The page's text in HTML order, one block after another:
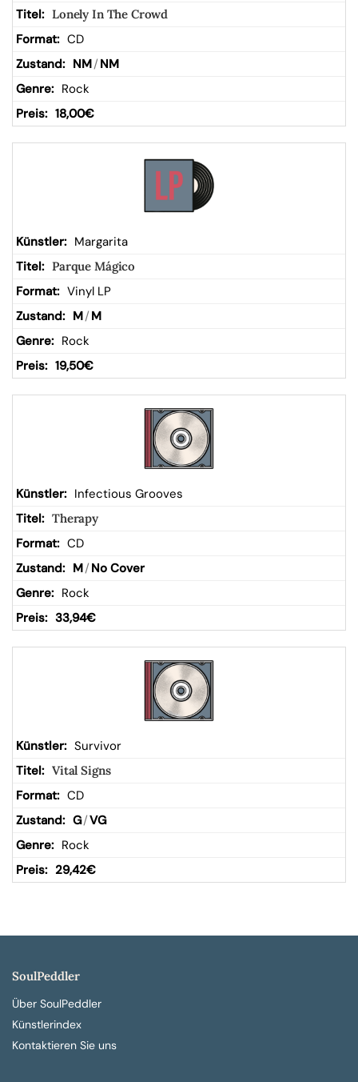
b
Lonely In The Crowd
CD
NM/ NM
Rock
18,00€
Margarita
Parque Mágico
Vinyl LP
M/ M
Rock
19,50€
Infectious Grooves
Therapy
CD
M/ No Cover
Rock
33,94€
Survivor
Vital Signs
CD
G/VG
Rock
29,42€
SoulPeddler
Über SoulPeddler
Künstlerindex
Kontaktieren Sie uns